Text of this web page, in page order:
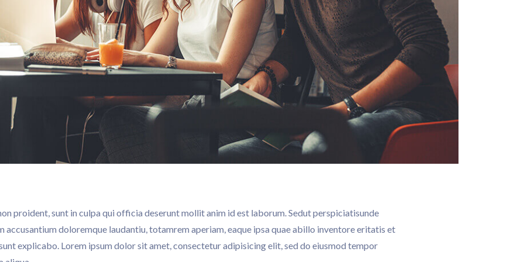
proident, sunt in culpa qui officia deserunt mollit anim id est laborum. Sedut perspiciatisunde
accusantium doloremque laudantiu, totamrem aperiam, eaque ipsa quae abillo inventore eritatis et
explicabo. Lorem ipsum dolor sit amet, consectetur adipisicing elit, sed do eiusmod tempor